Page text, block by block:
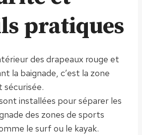
pratiques
des drapeaux rouge et
la baignade, c’est la zone
sécurisée.
installées pour séparer les
des zones de sports
le surf ou le kayak.